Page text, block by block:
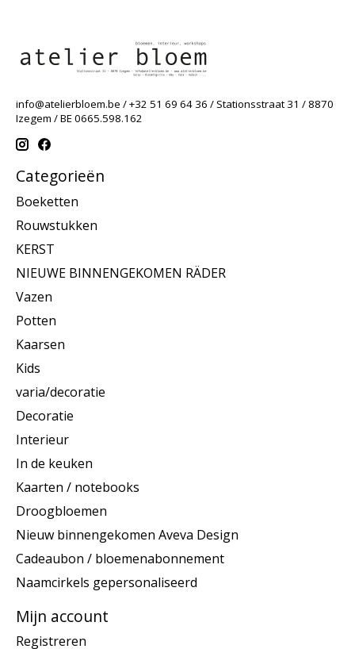
info@atelierbloem.be / +32 51 69 64 36 / Stationsstraat 31 / 8870
Izegem / BE 0665.598.162
Categorieën
Boeketten
Rouwstukken
KERST
NIEUWE BINNENGEKOMEN RÄDER
Vazen
Potten
Kaarsen
Kids
varia/decoratie
Decoratie
Interieur
In de keuken
Kaarten / notebooks
Droogbloemen
Nieuw binnengekomen Aveva Design
Cadeaubon / bloemenabonnement
Naamcirkels gepersonaliseerd
Mijn account
Registreren